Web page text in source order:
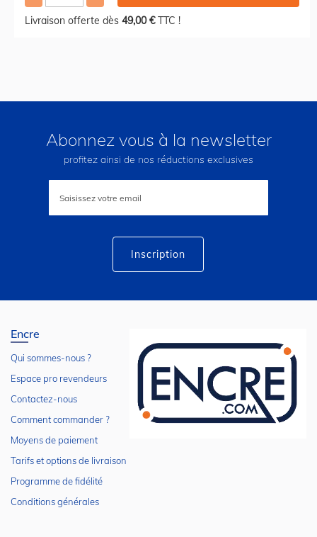
Livraison offerte dès 49,00 €TTC !
Abonnez vous à la newsletter
profitez ainsi de nos réductions exclusives
lettre
Inscription
Encre
Qui sommes-nous ?
Espace pro revendeurs
Contactez-nous
Comment commander ?
Moyens de paiement
Tarifs et options de livraison
Programme de fidélité
Conditions générales